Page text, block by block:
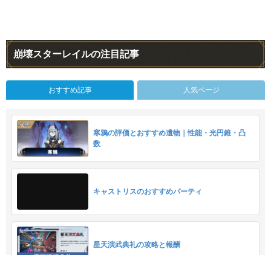
崩壊スターレイルの注目記事
おすすめ記事 人気ページ
寒鴉の評価とおすすめ遺物｜性能・光円錐・凸
数
キャストリスのおすすめパーティ
星天演武典礼の攻略と報酬